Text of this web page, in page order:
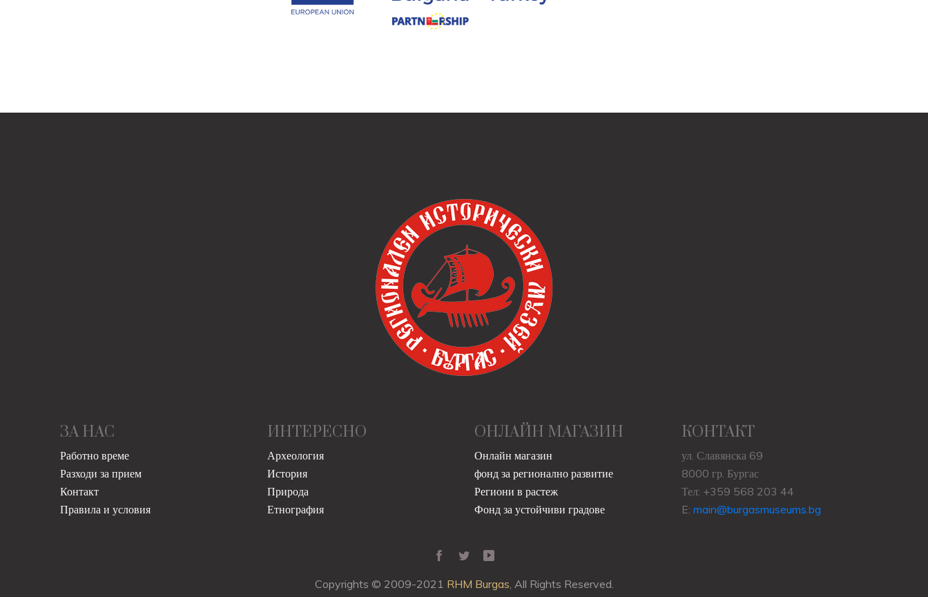
ЗА НАС
Работно време
Разходи за прием
Контакт
Правила и условия
ИНТЕРЕСНО
Археология
История
Природа
Етнография
ОНЛАЙН МАГАЗИН
Онлайн магазин
фонд за регионално развитие
Региони в растеж
Фонд за устойчиви градове
КОНТАКТ
ул. Славянска 69
8000 гр. Бургас
Тел: +359 568 203 44
E: main@burgasmuseums.bg
Copyrights © 2009-2021 RHM Burgas , All Rights Reserved.